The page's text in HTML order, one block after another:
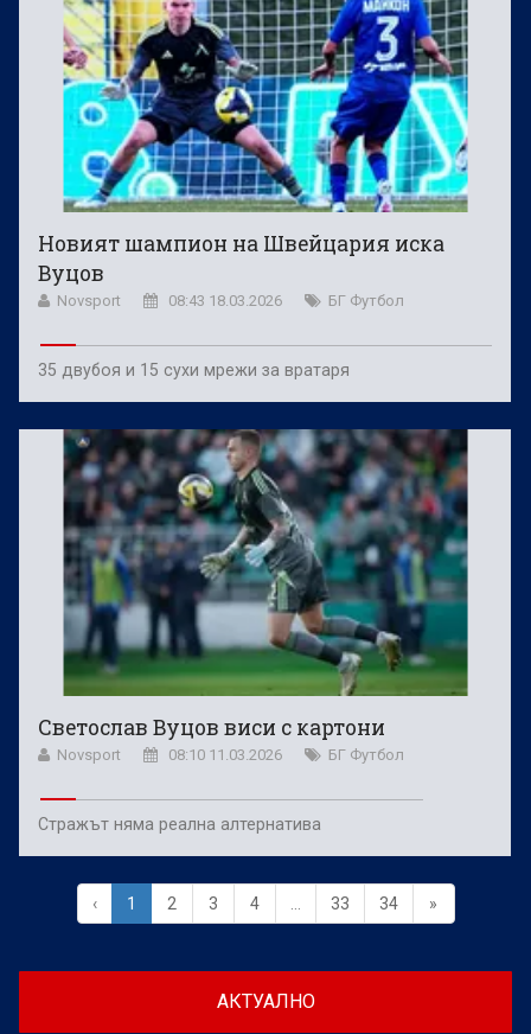
Новият шампион на Швейцария иска
Вуцов
Novsport 08:43 18.03.2026 БГ Футбол
35 двубоя и 15 сухи мрежи за вратаря
Светослав Вуцов виси с картони
Novsport 08:10 11.03.2026 БГ Футбол
Стражът няма реална алтернатива
‹ 1 2 3 4 33 34 »
АКТУАЛНО